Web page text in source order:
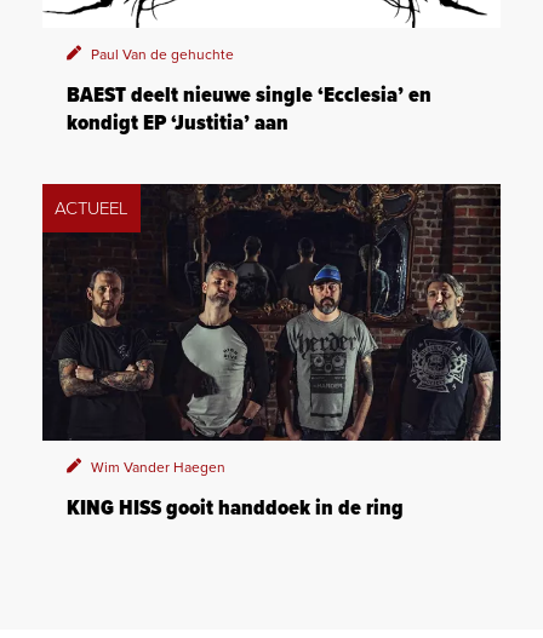
Paul Van de gehuchte
BAEST deelt nieuwe single ‘Ecclesia’ en
kondigt EP ‘Justitia’ aan
ACTUEEL
Wim Vander Haegen
KING HISS gooit handdoek in de ring